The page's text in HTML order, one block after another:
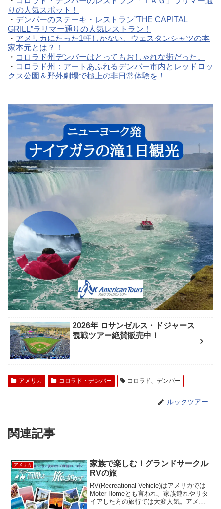
りの人気スポット！
・ デンバーのステーキ・レストラン”THE CAPITAL
GRILL”ラリマー通りの人気レストラン！
・ アメリカにたった1軒しかない、ウェスタンシャツの本
家本元とは？！
・ コロラド州デンバーはとってもおしゃれな街だった。
・ コロラド州：アートあふれるデンバー市内とレッドロッ
クス公園＆野外劇場で極上の非日常体験を！
2026年 ロサンゼルス・ドジャース
観戦ツアー絶賛販売中！
アメリカ コロラド・デンバー コロラド、デンバー
ルックツアー
関連記事
アメリカ
家族で楽しむ！グランドサークル
RVの旅
RV(Recreational Vehicle)はアメリカでは
Moter Homeとも言われ、家族連れやリタ
イアした方の旅行では大変人気。アメリ